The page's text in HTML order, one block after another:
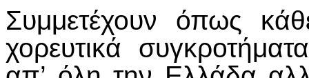
Συμμετέχουν όπως
χορευτικά